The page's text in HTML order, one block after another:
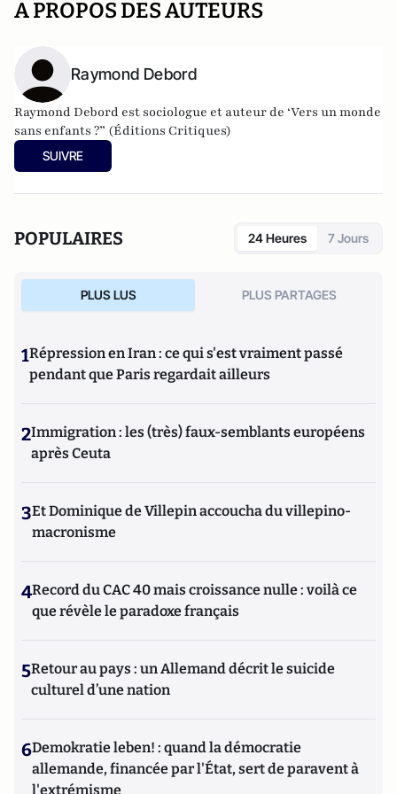
A PROPOS DES AUTEURS
Raymond Debord
Raymond Debord est sociologue et auteur de ‘Vers un monde
sans enfants ?” (Éditions Critiques)
SUIVRE
POPULAIRES 24 Heures 7 Jours
PLUS LUS PLUS PARTAGES
1Répression en Iran : ce qui s'est vraiment passé
pendant que Paris regardait ailleurs
2Immigration : les (très) faux-semblants européens
après Ceuta
3Et Dominique de Villepin accoucha du villepino-
macronisme
4Record du CAC 40 mais croissance nulle : voilà ce
que révèle le paradoxe français
5Retour au pays : un Allemand décrit le suicide
culturel d’une nation
6Demokratie leben! : quand la démocratie
allemande, financée par l'État, sert de paravent à
l'extrémisme